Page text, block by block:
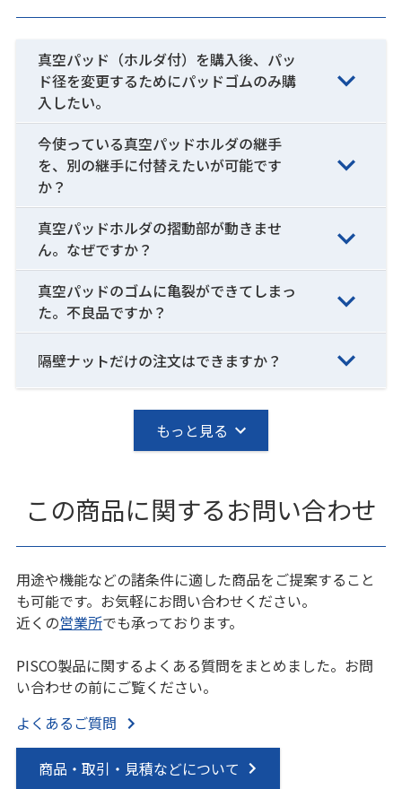
真空パッド（ホルダ付）を購入後、パッ
ド径を変更するためにパッドゴムのみ購
入したい。
今使っている真空パッドホルダの継手
を、別の継手に付替えたいが可能です
か？
真空パッドホルダの摺動部が動きませ
ん。なぜですか？
真空パッドのゴムに亀裂ができてしまっ
た。不良品ですか？
隔壁ナットだけの注文はできますか？
もっと見る
この商品に関するお問い合わせ
用途や機能などの諸条件に適した商品をご提案すること
も可能です。お気軽にお問い合わせください。
近くの営業所でも承っております。
PISCO製品に関するよくある質問をまとめました。お問
い合わせの前にご覧ください。
よくあるご質問
商品・取引・見積などについて